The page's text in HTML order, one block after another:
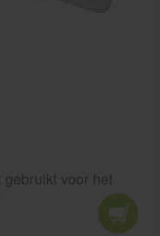
voor het
De eeltguts
om eenvoudig en
scherpe punt en